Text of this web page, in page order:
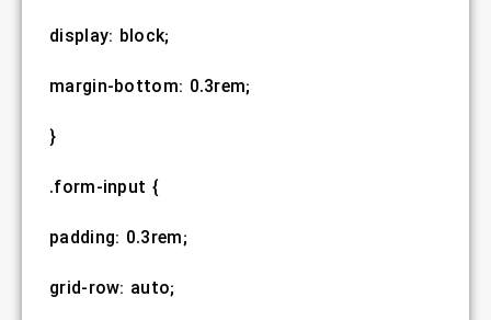
display: block;
margin-bottom: 0.3rem;
}
.form-input {
padding: 0.3rem;
grid-row: auto;